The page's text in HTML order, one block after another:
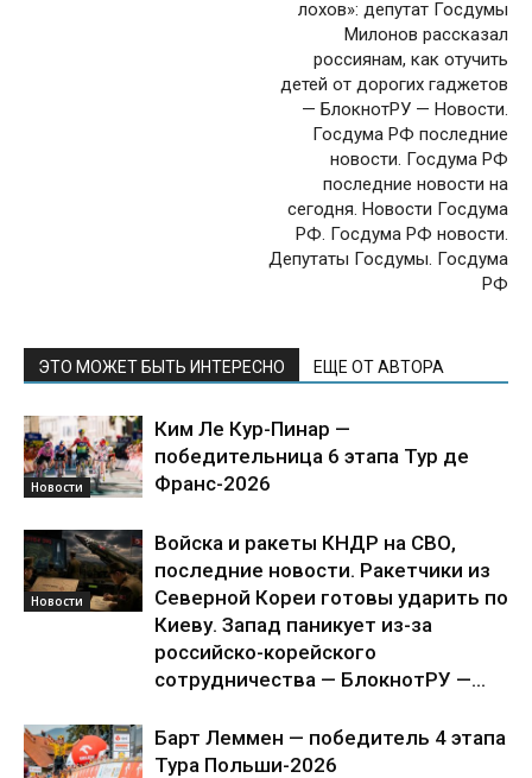
лохов»: депутат Госдумы
Милонов рассказал
россиянам, как отучить
детей от дорогих гаджетов
— БлокнотРУ — Новости.
Госдума РФ последние
новости. Госдума РФ
последние новости на
сегодня. Новости Госдума
РФ. Госдума РФ новости.
Депутаты Госдумы. Госдума
РФ
ЭТО МОЖЕТ БЫТЬ ИНТЕРЕСНО ЕЩЕ ОТ АВТОРА
Новости
Ким Ле Кур-Пинар —
победительница 6 этапа Тур де
Франс-2026
Новости
Войска и ракеты КНДР на СВО,
последние новости. Ракетчики из
Северной Кореи готовы ударить по
Киеву. Запад паникует из-за
российско-корейского
сотрудничества — БлокнотРУ —...
Барт Леммен — победитель 4 этапа
Тура Польши-2026